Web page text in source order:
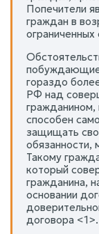
Попечители
граждан в
побуждающие
гораздо
РФ над
гражданином,
способен
защищать
обязанности,
Такому
который
гражданина,
основании
договора <1>.